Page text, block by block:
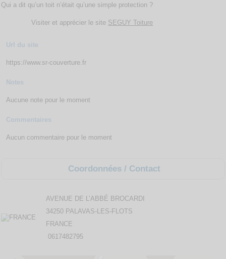
Qui a dit qu’un toit n’était qu’une simple protection ?
Visiter et apprécier le site SEGUY Toiture
Url du site
https://www.sr-couverture.fr
Notes
Aucune note pour le moment
Commentaires
Aucun commentaire pour le moment
Coordonnées / Contact
AVENUE DE L’ABBÉ BROCARDI
34250 PALAVAS-LES-FLOTS
FRANCE
0617482795